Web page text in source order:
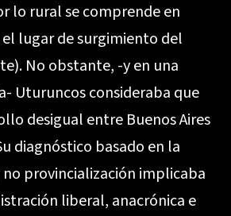
lo rural se comprende en
lugar de surgimiento del
No obstante, -y en una
Uturuncos consideraba que
desigual entre Buenos Aires
diagnóstico basado en la
provincialización implicaba
liberal, anacrónica e